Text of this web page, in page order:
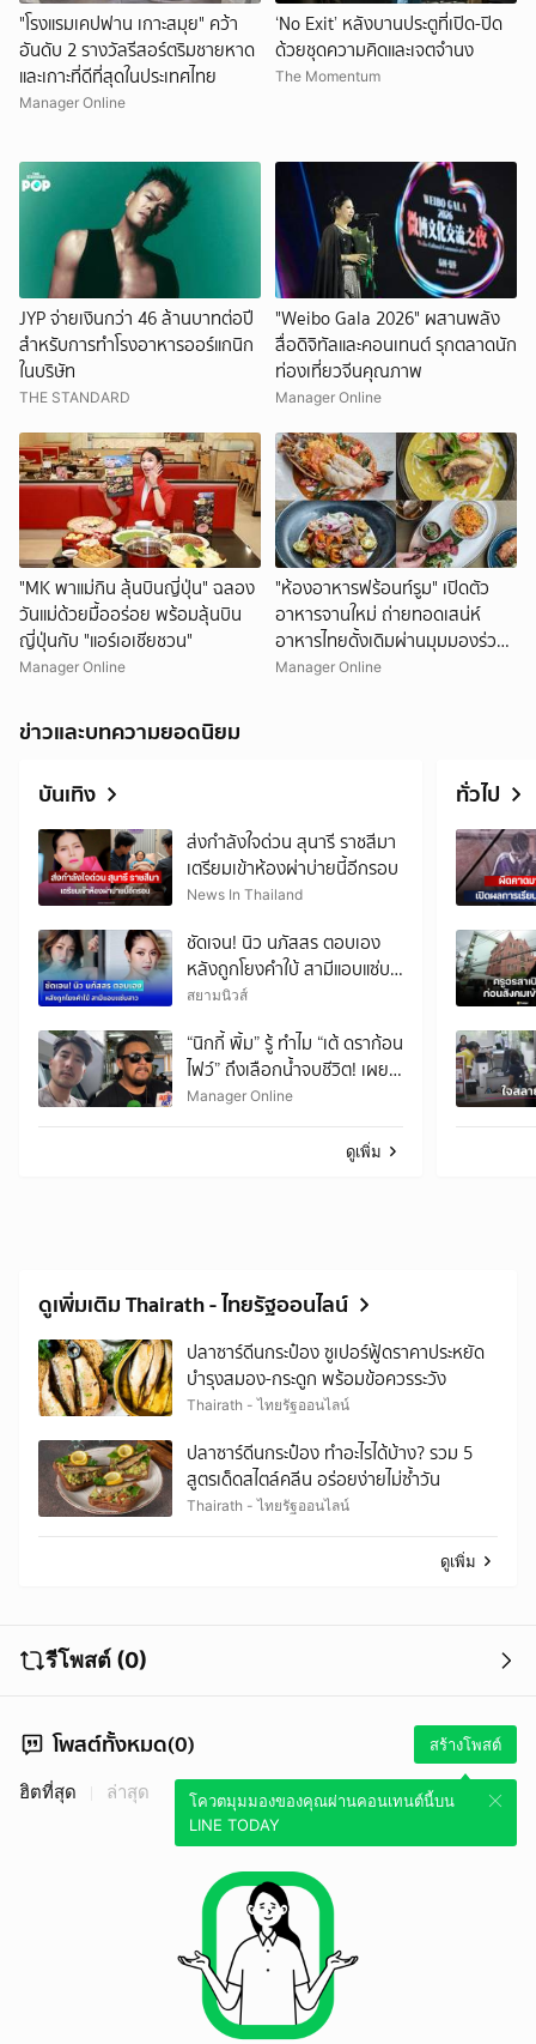
"โรงแรมเคปฟาน เกาะสมุย" คว้า
อันดับ 2 รางวัลรีสอร์ตริมชายหาด
และเกาะที่ดีที่สุดในประเทศไทย
Manager Online
‘No Exit’ หลังบานประตูที่เปิด-ปิด
ด้วยชุดความคิดและเจตจำนง
The Momentum
JYP จ่ายเงินกว่า 46 ล้านบาทต่อปี
สำหรับการทำโรงอาหารออร์แกนิก
ในบริษัท
THE STANDARD
"Weibo Gala 2026" ผสานพลัง
สื่อดิจิทัลและคอนเทนต์ รุกตลาดนัก
ท่องเที่ยวจีนคุณภาพ
Manager Online
"MK พาแม่กิน ลุ้นบินญี่ปุ่น" ฉลอง
วันแม่ด้วยมื้ออร่อย พร้อมลุ้นบิน
ญี่ปุ่นกับ "แอร์เอเชียชวน"
Manager Online
"ห้องอาหารฟร้อนท์รูม" เปิดตัว
อาหารจานใหม่ ถ่ายทอดเสน่ห์
อาหารไทยดั้งเดิมผ่านมุมมองร่วม
สมัย
Manager Online
ข่าวและบทความยอดนิยม
บันเทิง
ส่งกำลังใจด่วน สุนารี ราชสีมา
เตรียมเข้าห้องผ่าบ่ายนี้อีกรอบ
News In Thailand
ชัดเจน! นิว นภัสสร ตอบเอง
หลังถูกโยงคำใบ้ สามีแอบแซ่บ
สาว
สยามนิวส์
“นิกกี้ พิ้ม” รู้ ทำไม “เต้ ดราก้อน
ไฟว์” ถึงเลือกน้ำจบชีวิต! เผย
เพื่อนมีปัญหาธุรกิจ แต่ไม่คิดว่า
Manager Online
ดูเพิ่ม
ทั่วไป
ดูเพิ่มเติม Thairath - ไทยรัฐออนไลน์
ปลาซาร์ดีนกระป๋อง ซูเปอร์ฟู้ดราคาประหยัด
บำรุงสมอง-กระดูก พร้อมข้อควรระวัง
Thairath - ไทยรัฐออนไลน์
ปลาซาร์ดีนกระป๋อง ทำอะไรได้บ้าง? รวม 5
สูตรเด็ดสไตล์คลีน อร่อยง่ายไม่ซ้ำวัน
Thairath - ไทยรัฐออนไลน์
ดูเพิ่ม
รีโพสต์ (0)
โพสต์ทั้งหมด(0) สร้างโพสต์
โควตมุมมองของคุณผ่านคอนเทนต์นี้บน
LINE TODAY
ฮิตที่สุด ล่าสุด